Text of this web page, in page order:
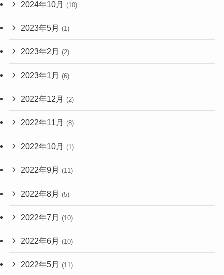
2024年10月 (10)
2023年5月 (1)
2023年2月 (2)
2023年1月 (6)
2022年12月 (2)
2022年11月 (8)
2022年10月 (1)
2022年9月 (11)
2022年8月 (5)
2022年7月 (10)
2022年6月 (10)
2022年5月 (11)